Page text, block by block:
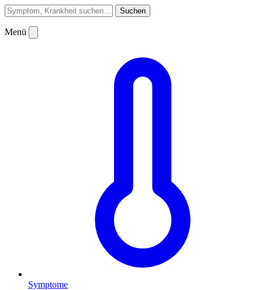
Suchen
Menü
Symptome